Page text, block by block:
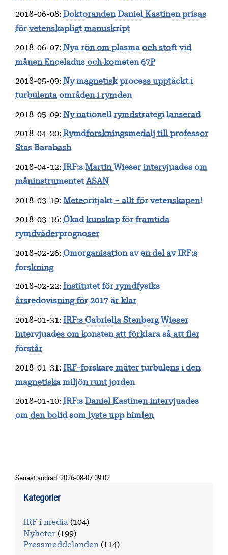
2018-06-08: Doktoranden Daniel Kastinen prisas
för vetenskapligt manuskript
2018-06-07: Nya rön om plasma och stoft vid
månen Enceladus och kometen 67P
2018-05-09: Ny magnetisk process upptäckt i
turbulenta områden i rymden
2018-05-09: Ny nationell rymdstrategi lanserad
2018-04-20: Rymdforskningsmedalj till professor
Stas Barabash
2018-04-12: IRF:s Martin Wieser intervjuades om
måninstrumentet ASAN
2018-03-19: Meteoritjakt – allt för vetenskapen!
2018-03-16: Ökad kunskap för framtida
rymdväderprognoser
2018-02-26: Omorganisation av en del av IRF:s
forskning
2018-02-22: Institutet för rymdfysiks
årsredovisning för 2017 är klar
2018-01-31 : IRF:s Gabriella Stenberg Wieser
intervjuades om konsten att förklara så att fler
förstår
2018-01-31 : IRF-forskare mäter turbulens i den
magnetiska miljön runt jorden
2018-01-10: IRF:s Daniel Kastinen intervjuades
om den bolid som lyste upp himlen
Senast ändrad:2026-08-07 09:02
Kategorier
IRF i media (104)
Nyheter (199)
Pressmeddelanden (114)